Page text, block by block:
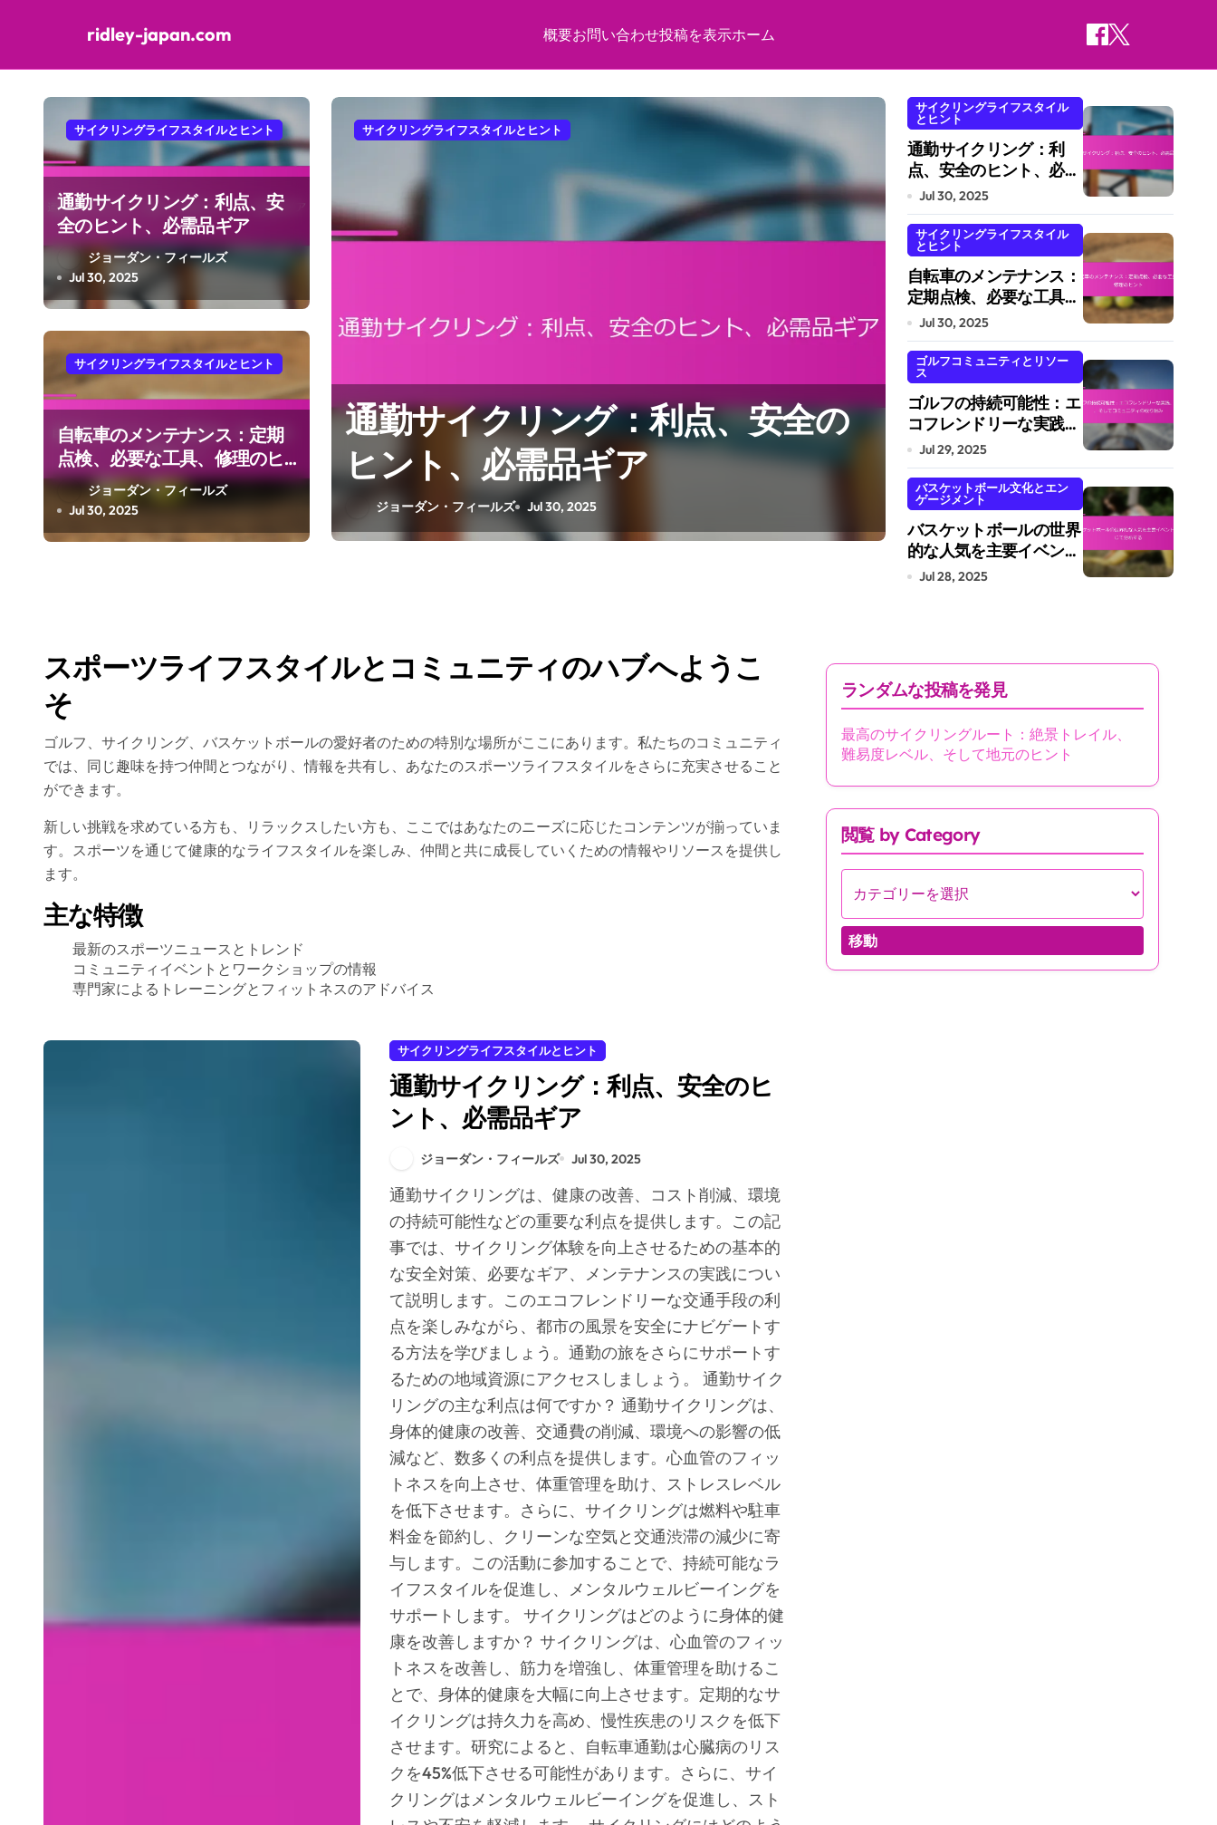
ridley-japan.com 概要お問い合わせ投稿を表示ホーム
サイクリングライフスタイルとヒント
通勤サイクリング：利点、安
全のヒント、必需品ギア
ジョーダン・フィールズ
Jul 30, 2025
サイクリングライフスタイルとヒント
自転車のメンテナンス：定期
点検、必要な工具、修理のヒ
ントジョーダン・フィールズ
Jul 30, 2025
サイクリングライフスタイルとヒント
通勤サイクリング：利点、安全の
ヒント、必需品ギア
ジョーダン・フィールズ Jul 30, 2025
サイクリングライフスタイルとヒント
自転車のメンテナ
検、必要な工具、修
ジョーダン・フィールズ Jul 30, 2025
サイクリングライフスタイル
とヒント
通勤サイクリング：利
点、安全のヒント、必需
品ギア
Jul 30, 2025
サイクリングライフスタイル
とヒント
自転車のメンテナンス：
定期点検、必要な工具、
修理のヒント
Jul 30, 2025
ゴルフコミュニティとリソー
ス
ゴルフの持続可能性：エ
コフレンドリーな実践、
利点、そしてコミュニテ
ィの取り組み
Jul 29, 2025
バスケットボール文化とエン
ゲージメント
バスケットボールの世界
的な人気を主要イベント
を通じて分析する
Jul 28, 2025
スポーツライフスタイルとコミュニティのハブへようこ
そ
ゴルフ、サイクリング、バスケットボールの愛好者のための特別な場所がここにあります。私たちのコミュニティ
では、同じ趣味を持つ仲間とつながり、情報を共有し、あなたのスポーツライフスタイルをさらに充実させること
ができます。
新しい挑戦を求めている方も、リラックスしたい方も、ここではあなたのニーズに応じたコンテンツが揃っていま
す。スポーツを通じて健康的なライフスタイルを楽しみ、仲間と共に成長していくための情報やリソースを提供し
ます。
主な特徴
最新のスポーツニュースとトレンド
コミュニティイベントとワークショップの情報
専門家によるトレーニングとフィットネスのアドバイス
サイクリングライフスタイルとヒント
通勤サイクリング：利点、安全のヒ
ント、必需品ギア
ジョーダン・フィールズ Jul 30, 2025
通勤サイクリングは、健康の改善、コスト削減、環境
の持続可能性などの重要な利点を提供します。この記
事では、サイクリング体験を向上させるための基本的
な安全対策、必要なギア、メンテナンスの実践につい
て説明します。このエコフレンドリーな交通手段の利
点を楽しみながら、都市の風景を安全にナビゲートす
る方法を学びましょう。通勤の旅をさらにサポートす
るための地域資源にアクセスしましょう。 通勤サイク
リングの主な利点は何ですか？ 通勤サイクリングは、
身体的健康の改善、交通費の削減、環境への影響の低
減など、数多くの利点を提供します。心血管のフィッ
トネスを向上させ、体重管理を助け、ストレスレベル
を低下させます。さらに、サイクリングは燃料や駐車
料金を節約し、クリーンな空気と交通渋滞の減少に寄
与します。この活動に参加することで、持続可能なラ
イフスタイルを促進し、メンタルウェルビーイングを
サポートします。 サイクリングはどのように身体的健
康を改善しますか？ サイクリングは、心血管のフィッ
トネスを改善し、筋力を増強し、体重管理を助けるこ
とで、身体的健康を大幅に向上させます。定期的なサ
イクリングは持久力を高め、慢性疾患のリスクを低下
させます。研究によると、自転車通勤は心臓病のリス
クを45%低下させる可能性があります。さらに、サイ
クリングはメンタルウェルビーイングを促進し、スト
ランダムな投稿を発見
最高のサイクリングルート：絶景トレイル、
難易度レベル、そして地元のヒント
閲覧 by Category
移動